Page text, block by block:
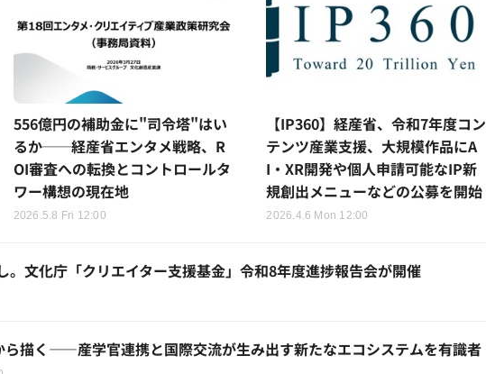
556億円の補助金に"司令塔"はい
るか──経産省エンタメ戦略、R
OI審査への転換とコントロールタ
ワー構想の現在地
2026.5.8 Fri 12:00
【IP360】経産省、令和7年度コン
テンツ産業支援、大規模作品にA
I・XR開発や個人申請可能なIP新
規創出メニューなどの公募を開始
2026.4.6 Mon 12:00
。文化庁「クリエイター支援基金」令和8年度進捗報告会が開催
ら描く――産学官連携と国際交流が生み出す新たなエコシステムを有識者